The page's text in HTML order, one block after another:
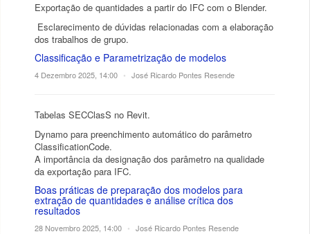
Exportação de quantidades a partir do IFC com o Blender.
Esclarecimento de dúvidas relacionadas com a elaboração
dos trabalhos de grupo.
Classificação e Parametrização de modelos
4 Dezembro 2025, 14:00 • José Ricardo Pontes Resende
Tabelas SECClasS no Revit.
Dynamo para preenchimento automático do parâmetro
ClassificationCode.
A importância da designação dos parâmetro na qualidade
da exportação para IFC.
Boas práticas de preparação dos modelos para
extração de quantidades e análise crítica dos
resultados
28 Novembro 2025, 14:00 • José Ricardo Pontes Resende